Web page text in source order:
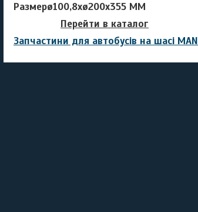
Размерø100,8xø200x355 MM
Перейти в каталог
Запчастини для автобусів на шасі MAN